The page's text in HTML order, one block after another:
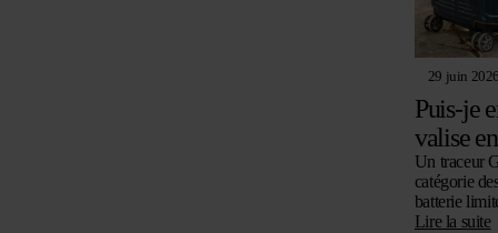
29 juin
Puis-je
valise
Un traceur
catégorie
batterie
fixées et…
Lire la suite